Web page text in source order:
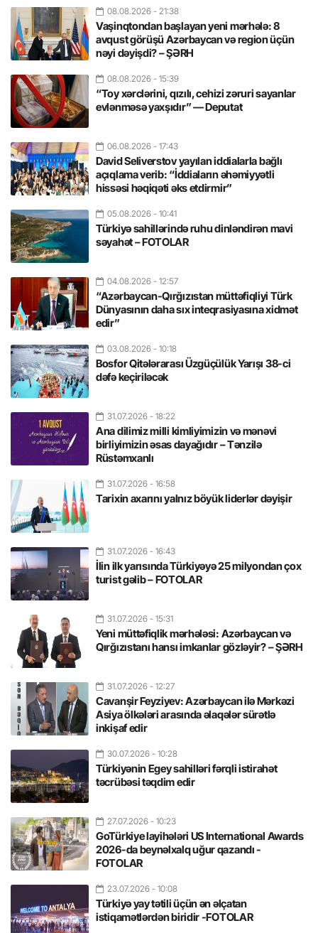
08.08.2026 - 21:38
Vaşinqtondan başlayan yeni mərhələ: 8
avqust görüşü Azərbaycan və region üçün
nəyi dəyişdi? – ŞƏRH
08.08.2026 - 15:39
“Toy xərclərini, qızılı, cehizi zəruri sayanlar
evlənməsə yaxşıdır” — Deputat
06.08.2026 - 17:43
David Seliverstov yayılan iddialarla bağlı
açıqlama verib: “İddiaların əhəmiyyətli
hissəsi həqiqəti əks etdirmir”
05.08.2026 - 10:41
Türkiyə sahillərində ruhu dinləndirən mavi
səyahət – FOTOLAR
04.08.2026 - 12:57
“Azərbaycan-Qırğızıstan müttəfiqliyi Türk
Dünyasının daha sıx inteqrasiyasına xidmət
edir”
03.08.2026 - 10:18
Bosfor Qitələrarası Üzgüçülük Yarışı 38-ci
dəfə keçiriləcək
31.07.2026 - 18:22
Ana dilimiz milli kimliyimizin və mənəvi
birliyimizin əsas dayağıdır – Tənzilə
Rüstəmxanlı
31.07.2026 - 16:58
Tarixin axarını yalnız böyük liderlər dəyişir
31.07.2026 - 16:43
İlin ilk yarısında Türkiyəyə 25 milyondan çox
turist gəlib – FOTOLAR
31.07.2026 - 15:31
Yeni müttəfiqlik mərhələsi: Azərbaycan və
Qırğızıstanı hansı imkanlar gözləyir? – ŞƏRH
31.07.2026 - 12:27
Cavanşir Feyziyev: Azərbaycan ilə Mərkəzi
Asiya ölkələri arasında əlaqələr sürətlə
inkişaf edir
30.07.2026 - 10:28
Türkiyənin Egey sahilləri fərqli istirahət
təcrübəsi təqdim edir
27.07.2026 - 10:23
GoTürkiye layihələri US International Awards
2026-da beynəlxalq uğur qazandı -
FOTOLAR
23.07.2026 - 10:08
Türkiyə yay tətili üçün ən əlçatan
istiqamətlərdən biridir -FOTOLAR